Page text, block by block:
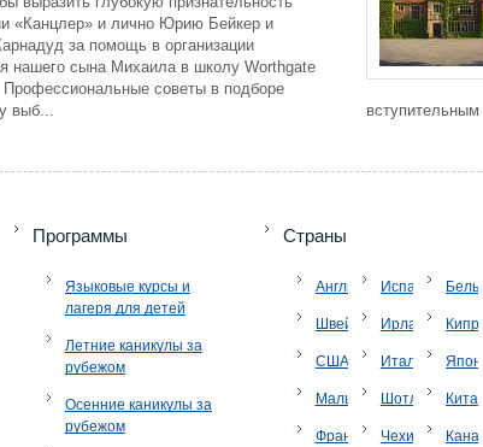
«Канцлер» и лично Юрию Бейкер и
за помощь в организации
нашего сына Михаила в школу Worthgate
советы в подборе
выб...
+7
Программы
Языковые курсы и
лагеря для детей
Летние каникулы за
рубежом
Осенние каникулы за
рубежом
Страны
Англия
Швейцария
США
Мальта
Франция
Испания
Ирландия
Италия
Шотландия
Чехия
Кипр
Китай